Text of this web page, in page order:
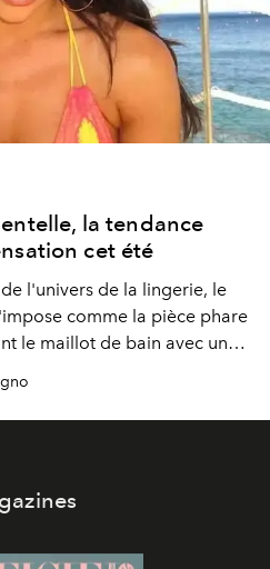
la tendance
cet été
l'univers de la lingerie, le
comme la pièce phare
le maillot de bain avec une